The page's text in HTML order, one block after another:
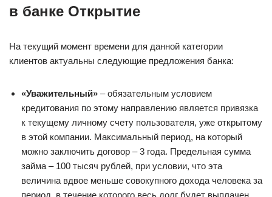
в банке Открытие
На текущий момент времени для данной категории
клиентов актуальны следующие предложения банка:
«Уважительный» – обязательным условием
кредитования по этому направлению является привязка
к текущему личному счету пользователя, уже открытому
в этой компании. Максимальный период, на который
можно заключить договор – 3 года. Предельная сумма
займа – 100 тысяч рублей, при условии, что эта
величина вдвое меньше совокупного дохода человека за
период, в течение которого весь долг будет выплачен.